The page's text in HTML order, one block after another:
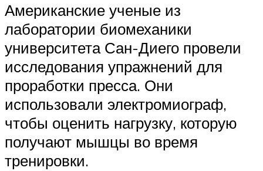
Американские ученые из
лаборатории биомеханики
университета Сан-Диего провели
исследования упражнений для
проработки пресса. Они
использовали электромиограф,
чтобы оценить нагрузку, которую
получают мышцы во время
тренировки.